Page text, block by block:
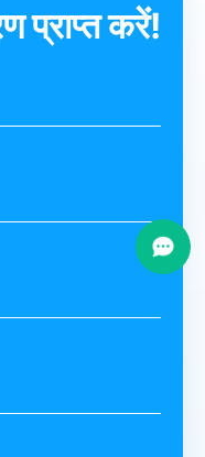
प्राप्त करें!